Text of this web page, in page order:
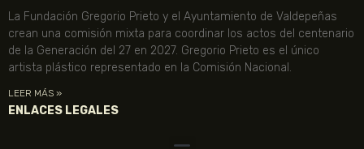
La Fundación Gregorio Prieto y el Ayuntamiento de Valdepeñas
crean una comisión mixta para coordinar los actos del centenario
de la Generación del 27 en 2027. Gregorio Prieto es el único
artista plástico representado en la Comisión Nacional.
LEER MÁS »
ENLACES LEGALES